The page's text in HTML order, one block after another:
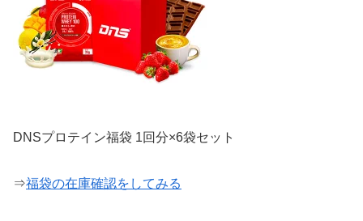
DNSプロテイン福袋 1回分×6袋セット
⇒福袋の在庫確認をしてみる